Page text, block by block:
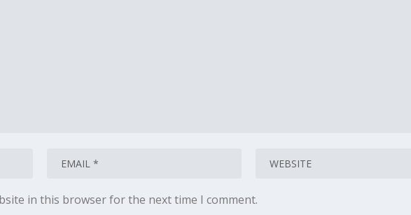
in this browser for the next time I comment.